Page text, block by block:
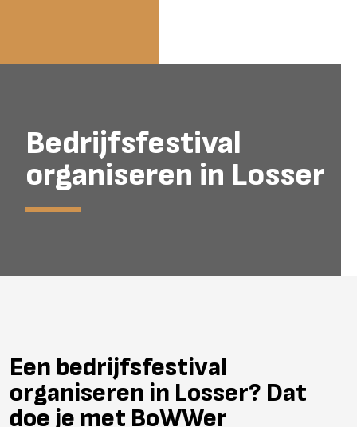
Bedrijfsfestival
organiseren in Losser
Een bedrijfsfestival
organiseren in Losser? Dat
doe je met BoWWer